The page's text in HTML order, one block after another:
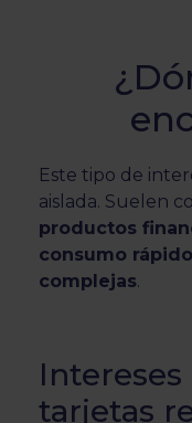
Este tipo de
aislada. Suelen
productos
consumo rápido
complejas.
tarjetas